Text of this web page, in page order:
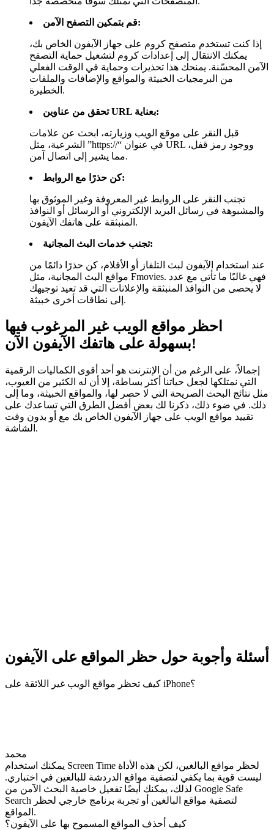
قم بتمكين التصفح الآمن:
إذا كنت تستخدم متصفح كروم على جهاز الآيفون الخاص بك،
يمكنك الانتقال إلى إعدادات كروم لتشغيل حماية التصفح
الآمن المحسّنة. يمنحك هذا تحذيرات وحماية في الوقت الفعلي
من البرمجيات الخبيثة والمواقع والإضافات والملفات
الخطيرة.
تحقق من عناوين URL بعناية:
قبل النقر على موقع الويب وزيارته، ابحث عن علامات
الشرعية، مثل ”https://“ في عنوان URL ووجود رمز قفل،
مما يشير إلى اتصال آمن.
كن حذرًا مع الروابط:
تجنب النقر على الروابط غير المعروفة وغير الموثوق بها
والمشبوهة في رسائل البريد الإلكتروني أو الرسائل أو النوافذ
المنبثقة على هاتفك الآيفون.
تجنب خدمات البث المجانية:
عند استخدام الآيفون لبث التلفاز أو الأفلام، كن حذرًا دائمًا من
مواقع البث المجانية، مثل Fmovies. فهي غالبًا ما تأتي مع عدد
لا يحصى من النوافذ المنبثقة والإعلانات التي قد تعيد توجيهك
إلى نطاقات أخرى خبيثة.
احظر مواقع الويب غير المرغوب فيها
بسهولة على هاتفك الآيفون الآن!
إجمالاً، على الرغم من أن الإنترنت هو أحد أقوى الكماليات الرقمية
التي نمتلكها لجعل حياتنا أكثر بساطة، إلا أن له الكثير من العيوب،
مثل نتائج البحث الصريحة التي لا حصر لها، والمواقع الخبيثة، وما إلى
ذلك. في ضوء ذلك، ذكرنا لك بعض أفضل الطرق التي تساعدك على
تقييد مواقع الويب على جهاز الآيفون الخاص بك مع أو بدون وقت
الشاشة.
أسئلة وأجوبة حول حظر المواقع على الآيفون
كيف تحظر مواقع الويب غير اللائقة على iPhone؟
محمد
يمكنك استخدام Screen Time لحظر مواقع البالغين، لكن هذه الأداة
ليست قوية بما يكفي لتصفية مواقع الدردشة للبالغين في اختباري.
لذلك، يمكنك أيضًا تفعيل خاصية البحث الآمن من Google Safe
Search لتصفية مواقع البالغين أو تجربة برنامج خارجي لحظر
المواقع.
كيف أحذف المواقع المسموح بها على الآيفون؟